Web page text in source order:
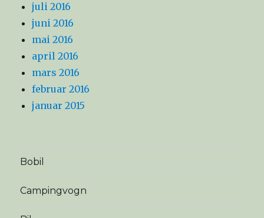
juli 2016
juni 2016
mai 2016
april 2016
mars 2016
februar 2016
januar 2015
Bobil
Campingvogn